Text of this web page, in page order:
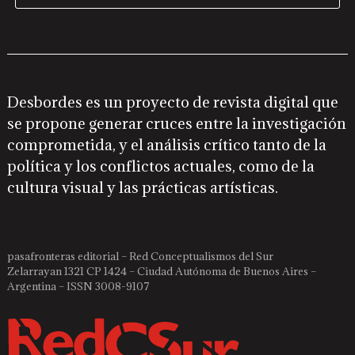
Desbordes es un proyecto de revista digital que
se propone generar cruces entre la investigación
comprometida, y el análisis crítico tanto de la
política y los conflictos actuales, como de la
cultura visual y las prácticas artísticas.
pasafronteras editorial – Red Conceptualismos del Sur
Zelarrayan 1321 CP 1424 – Ciudad Autónoma de Buenos Aires –
Argentina – ISSN 3008-9107